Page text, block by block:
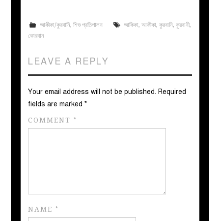
আকীকা/কুরবানি, শিশু প্রতিপালন আকিকা, আকীকা, কুরবানি, কুরবানী,
কোরবান
LEAVE A REPLY
Your email address will not be published. Required
fields are marked*
COMMENT*
NAME*